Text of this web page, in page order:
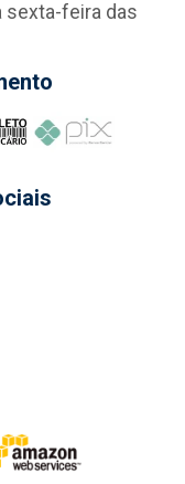
sexta-feira das